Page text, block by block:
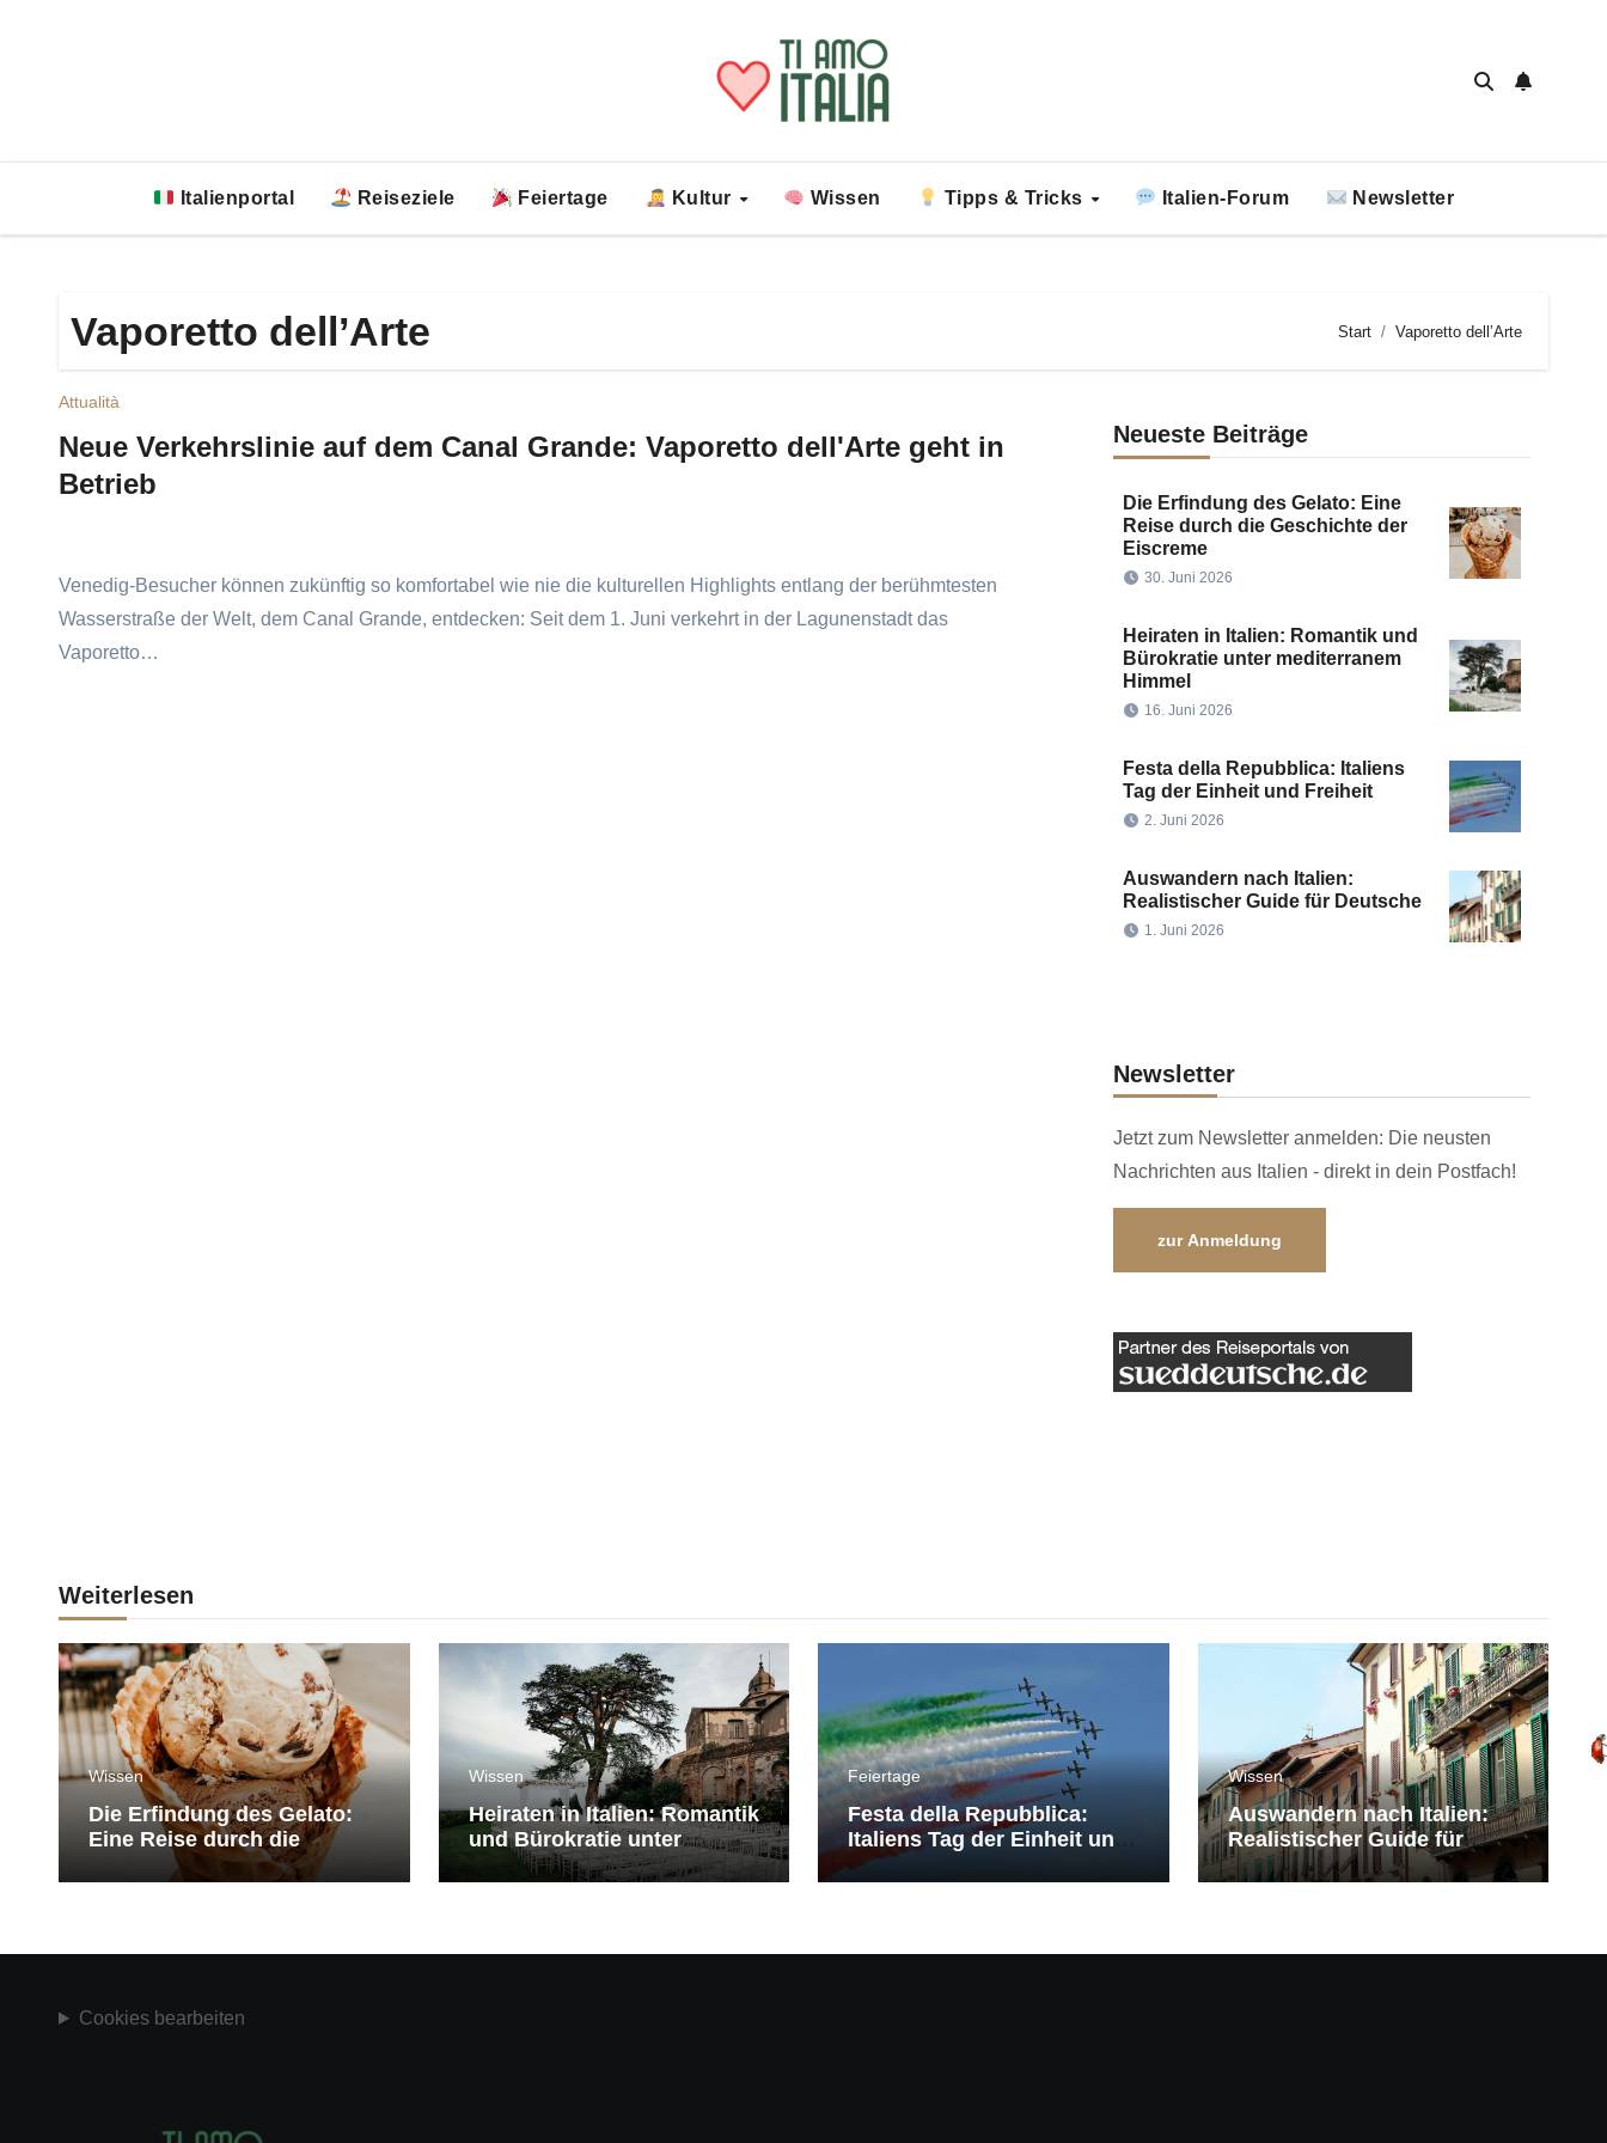
Italienportal Reiseziele Feiertage Kultur Wissen Tipps & Tricks Italien-Forum Newsletter
Vaporetto dell’Arte Start Vaporetto dell’Arte
Attualità
Neue Verkehrslinie auf dem Canal Grande: Vaporetto dell'Arte geht in
Betrieb
Venedig-Besucher können zukünftig so komfortabel wie nie die kulturellen Highlights entlang der berühmtesten
Wasserstraße der Welt, dem Canal Grande, entdecken: Seit dem 1. Juni verkehrt in der Lagunenstadt das
Vaporetto…
Neueste Beiträge
Die Erfindung des Gelato: Eine
Reise durch die Geschichte der
Eiscreme
30. Juni 2026
Heiraten in Italien: Romantik und
Bürokratie unter mediterranem
Himmel
16. Juni 2026
Festa della Repubblica: Italiens
Tag der Einheit und Freiheit
2. Juni 2026
Auswandern nach Italien:
Realistischer Guide für Deutsche
1. Juni 2026
Newsletter
Jetzt zum Newsletter anmelden: Die neusten
Nachrichten aus Italien - direkt in dein Postfach!
zur Anmeldung
Weiterlesen
Wissen
Die Erfindung des Gelato:
Eine Reise durch die
Geschichte der Eiscreme
Wissen
Heiraten in Italien: Romantik
und Bürokratie unter
mediterranem Himmel
Feiertage
Festa della Repubblica:
Italiens Tag der Einheit und
Freiheit
Wissen
Auswandern nach Italien:
Realistischer Guide für
Deutsche
Cookies bearbeiten